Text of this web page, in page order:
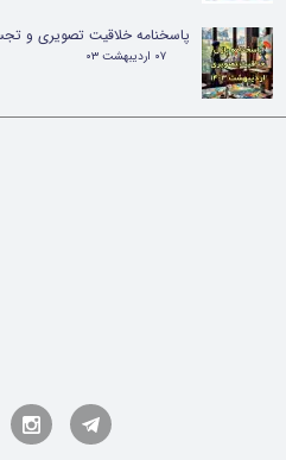
پاسخنامه خلاقیت تصویری و
۰۷ اردیبهشت ۰۳